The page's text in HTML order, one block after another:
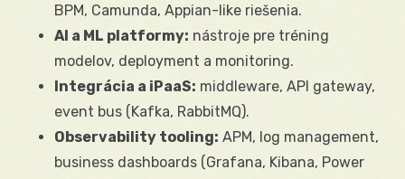
BPM, Camunda, Appian-like riešenia.
AI a ML platformy: nástroje pre tréning
modelov, deployment a monitoring.
Integrácia a iPaaS: middleware, API gateway,
event bus (Kafka, RabbitMQ).
Observability tooling: APM, log management,
business dashboards (Grafana, Kibana, Power